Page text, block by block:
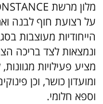
על רצועת חוף לבנה
הייחודיות מעוצבות
ונמצאות לצד בריכה
מציע פעילויות
ומועדון כושר, וכן
וספא חלומי.